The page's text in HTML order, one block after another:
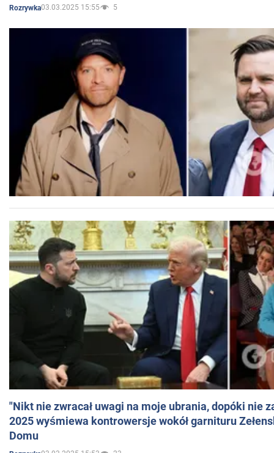
Rozrywka03.03.2025 15:55 5
"Nikt nie zwracał uwagi na moje ubrania, dopóki nie
2025 wyśmiewa kontrowersje wokół garnituru
Domu